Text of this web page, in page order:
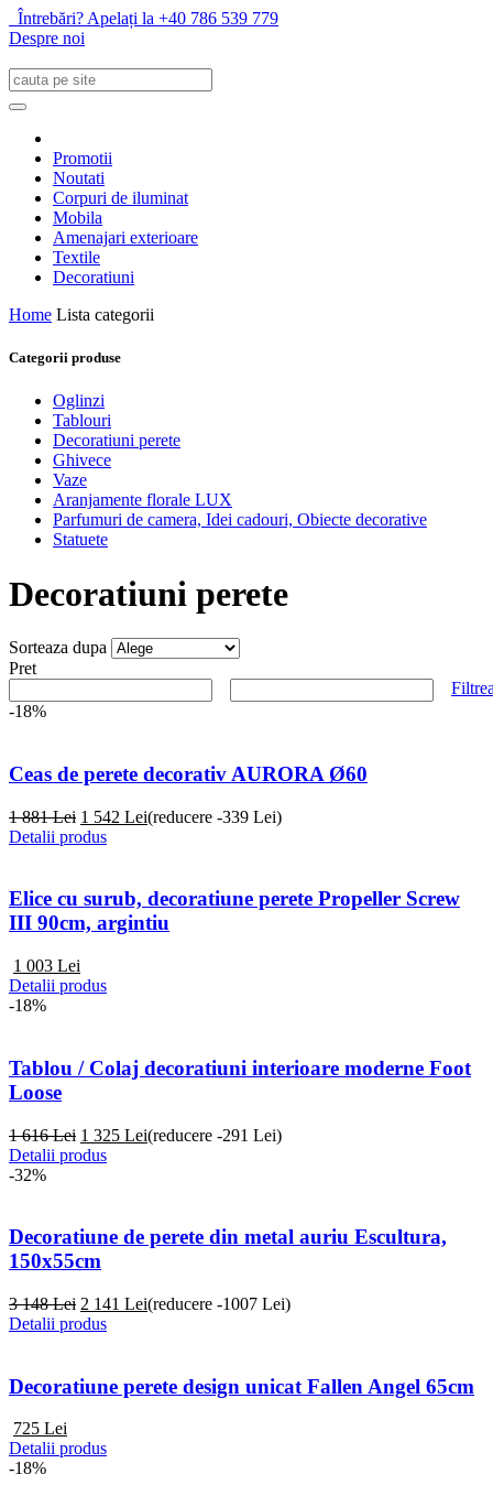
Întrebări? Apelați la +40 786 539 779
Despre noi
Promotii
Noutati
Corpuri de iluminat
Mobila
Amenajari exterioare
Textile
Decoratiuni
Home Lista categorii
Categorii produse
Oglinzi
Tablouri
Decoratiuni perete
Ghivece
Vaze
Aranjamente florale LUX
Parfumuri de camera, Idei cadouri, Obiecte decorative
Statuete
Decoratiuni perete
Sorteaza dupa
Pret
-18%
Ceas de perete decorativ AURORA Ø60
1 881 Lei 1 542 Lei(reducere -339 Lei)
Detalii produs
Elice cu surub, decoratiune perete Propeller Screw
III 90cm, argintiu
1 003 Lei
Detalii produs
-18%
Tablou / Colaj decoratiuni interioare moderne Foot
Loose
1 616 Lei 1 325 Lei(reducere -291 Lei)
Detalii produs
-32%
Decoratiune de perete din metal auriu Escultura,
150x55cm
3 148 Lei 2 141 Lei(reducere -1007 Lei)
Detalii produs
Decoratiune perete design unicat Fallen Angel 65cm
725 Lei
Detalii produs
-18%